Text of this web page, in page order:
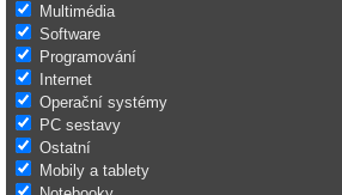
Multimédia
Software
Programování
Internet
Operační systémy
PC sestavy
Ostatní
Mobily a tablety